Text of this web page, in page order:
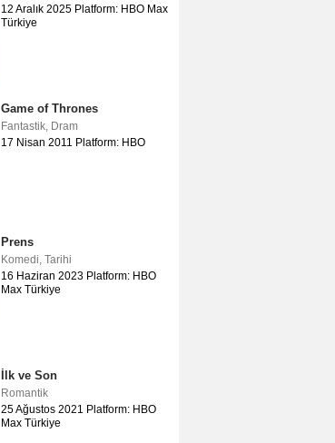
12 Aralık 2025 Platform: HBO Max
Türkiye
Game of Thrones
Fantastik, Dram
17 Nisan 2011 Platform: HBO
Prens
Komedi, Tarihi
16 Haziran 2023 Platform: HBO
Max Türkiye
İlk ve Son
Romantik
25 Ağustos 2021 Platform: HBO
Max Türkiye